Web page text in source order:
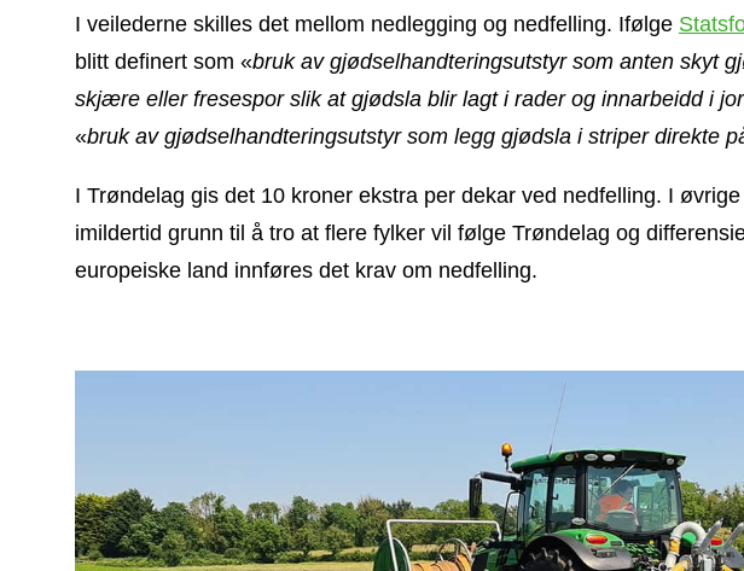
I veilederne skilles det mellom nedlegging og nedfelling. Ifølge
blitt definert som «bruk av gjødselhandteringsutstyr som anten skyt
skjære eller fresespor slik at gjødsla blir lagt i rader og innarbeidd i
«bruk av gjødselhandteringsutstyr som legg gjødsla i striper direkte
I Trøndelag gis det 10 kroner ekstra per dekar ved nedfelling. I
imildertid grunn til å tro at flere fylker vil følge Trøndelag og
europeiske land innføres det krav om nedfelling.